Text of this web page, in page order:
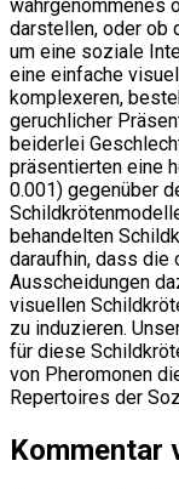
wahrgenommenes
darstellen, oder ob
um eine soziale
eine einfache
komplexeren,
geruchlicher
beiderlei
präsentierten eine
0.001) gegenüber
behandelten
daraufhin, dass die
Ausscheidungen
visuellen
zu induzieren.
für diese
von Pheromonen
Repertoires der
Kommentar